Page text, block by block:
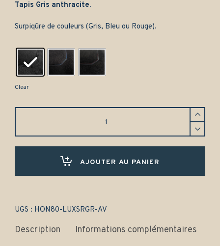
Tapis Gris anthracite.
Surpiqûre de couleurs (Gris, Bleu ou Rouge).
Clear
Gamme
quantity
AJOUTER AU PANIER
UGS : HON80-LUXSRGR-AV
Description Informations complémentaires